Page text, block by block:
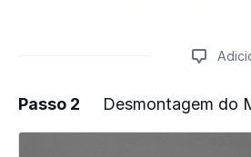
Adicionar um
Passo 2 Desmontagem do